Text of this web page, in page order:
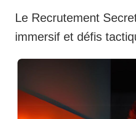
Le Recrutement
immersif et défis